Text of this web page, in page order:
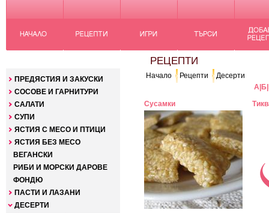
ПРЕДЯСТИЯ И ЗАКУСКИ
СОСОВЕ И ГАРНИТУРИ
САЛАТИ
СУПИ
ЯСТИЯ С МЕСО И ПТИЦИ
ЯСТИЯ БЕЗ МЕСО
ВЕГАНСКИ
РИБИ И МОРСКИ ДАРОВЕ
ФОНДЮ
ПАСТИ И ЛАЗАНИ
ДЕСЕРТИ
РЕЦЕПТИ
Начало Рецепти
Десерти
А Б
Сусамки